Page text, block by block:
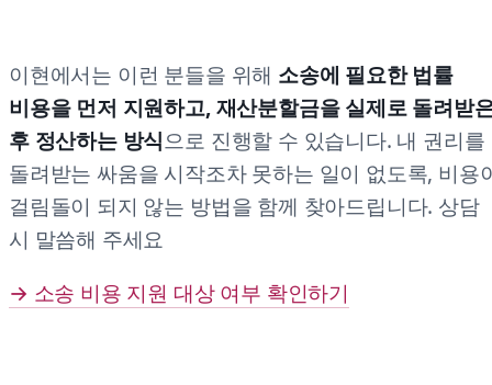
이현에서는 이런 분들을 위해 소송에 필요한 법률
비용을 먼저 지원하고, 재산분할금을 실제로 돌려받
후 정산하는 방식으로 진행할 수 있습니다. 내 권리를
돌려받는 싸움을 시작조차 못하는 일이 없도록, 비용
걸림돌이 되지 않는 방법을 함께 찾아드립니다. 상담
시 말씀해 주세요
→ 소송 비용 지원 대상 여부 확인하기